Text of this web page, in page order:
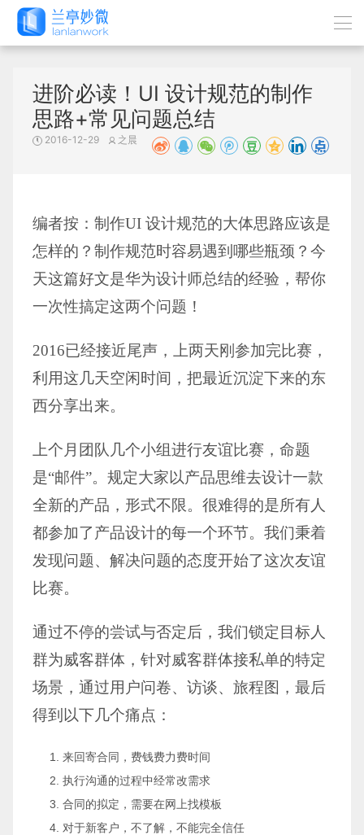
进阶必读！UI 设计规范的制作
思路+常见问题总结
2016-12-29 之晨
编者按：制作UI 设计规范的大体思路应该是
怎样的？制作规范时容易遇到哪些瓶颈？今
天这篇好文是华为设计师总结的经验，帮你
一次性搞定这两个问题！
2016已经接近尾声，上两天刚参加完比赛，
利用这几天空闲时间，把最近沉淀下来的东
西分享出来。
上个月团队几个小组进行友谊比赛，命题
是“邮件”。规定大家以产品思维去设计一款
全新的产品，形式不限。很难得的是所有人
都参加了产品设计的每一个环节。我们秉着
发现问题、解决问题的态度开始了这次友谊
比赛。
通过不停的尝试与否定后，我们锁定目标人
群为威客群体，针对威客群体接私单的特定
场景，通过用户问卷、访谈、旅程图，最后
得到以下几个痛点：
来回寄合同，费钱费力费时间
执行沟通的过程中经常改需求
合同的拟定，需要在网上找模板
对于新客户，不了解，不能完全信任